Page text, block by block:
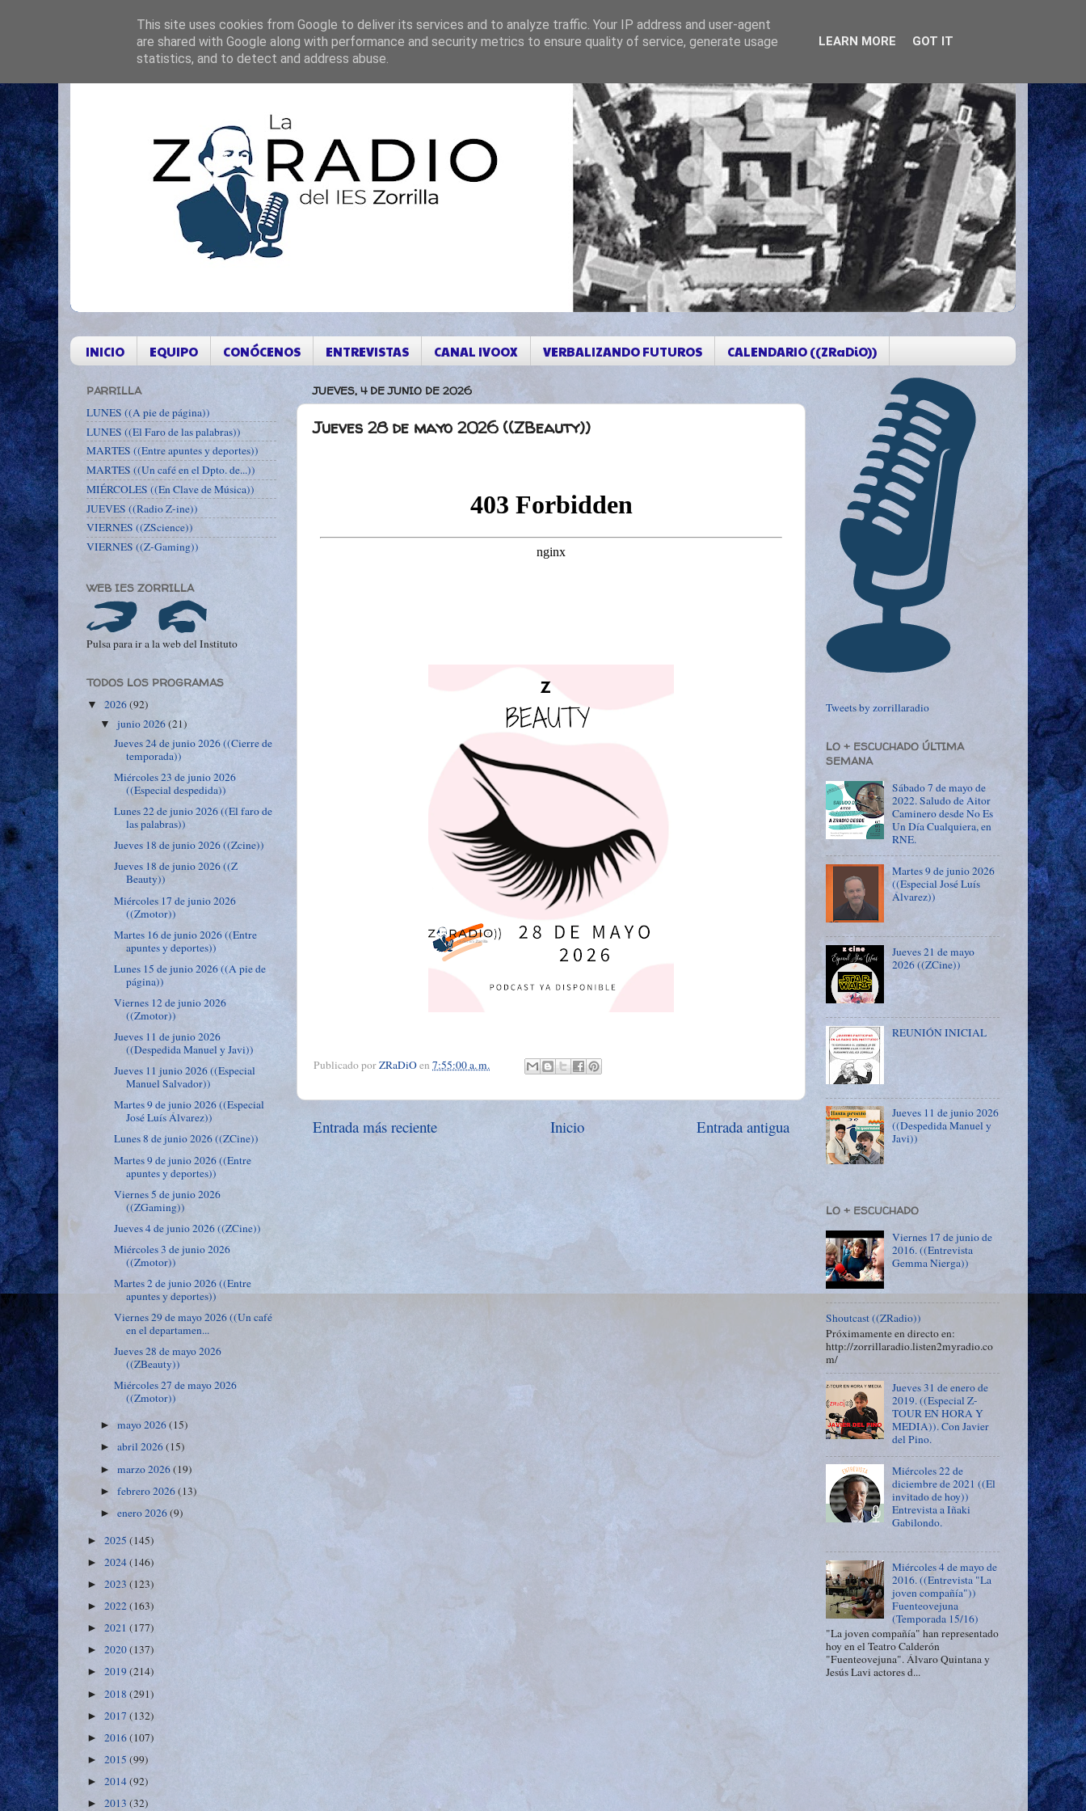
INICIO EQUIPO CONÓCENOS ENTREVISTAS CANAL IVOOX VERBALIZANDO FUTUROS CALENDARIO ((ZRaDiO))
JUEVES, 4 DE JUNIO DE 2026
Jueves 28 de mayo 2026 ((ZBeauty))
Publicado porZRaDiOen 7:55:00 a. m.
Entrada más reciente Entrada antigua
Inicio
PARRILLA
LUNES ((A pie de página))
LUNES ((El Faro de las palabras))
MARTES ((Entre apuntes y deportes))
MARTES ((Un café en el Dpto. de...))
MIÉRCOLES ((En Clave de Música))
JUEVES ((Radio Z-ine))
VIERNES ((ZScience))
VIERNES ((Z-Gaming))
WEB IES ZORRILLA
Pulsa para ir a la web del Instituto
TODOS LOS PROGRAMAS
▼ 2026(92)
▼junio 2026(21)
Jueves 24 de junio 2026 ((Cierre de
temporada))
Miércoles 23 de junio 2026
((Especial despedida))
Lunes 22 de junio 2026 ((El faro de
las palabras))
Jueves 18 de junio 2026 ((Zcine))
Jueves 18 de junio 2026 ((Z
Beauty))
Miércoles 17 de junio 2026
((Zmotor))
Martes 16 de junio 2026 ((Entre
apuntes y deportes))
Lunes 15 de junio 2026 ((A pie de
página))
Viernes 12 de junio 2026
((Zmotor))
Jueves 11 de junio 2026
((Despedida Manuel y Javi))
Jueves 11 junio 2026 ((Especial
Manuel Salvador))
Martes 9 de junio 2026 ((Especial
José Luís Álvarez))
Lunes 8 de junio 2026 ((ZCine))
Martes 9 de junio 2026 ((Entre
apuntes y deportes))
Viernes 5 de junio 2026
((ZGaming))
Jueves 4 de junio 2026 ((ZCine))
Miércoles 3 de junio 2026
((Zmotor))
Martes 2 de junio 2026 ((Entre
apuntes y deportes))
Viernes 29 de mayo 2026 ((Un café
en el departamen...
Jueves 28 de mayo 2026
((ZBeauty))
Miércoles 27 de mayo 2026
((Zmotor))
►mayo 2026(15)
►abril 2026(15)
►marzo 2026(19)
►febrero 2026(13)
►enero 2026(9)
► 2025 (145)
► 2024(146)
► 2023 (123)
► 2022(163)
► 2021 (177)
► 2020(137)
► 2019(214)
► 2018 (291)
► 2017 (132)
► 2016(107)
► 2015 (99)
► 2014(92)
► 2013 (32)
Tweets by zorrillaradio
LO + ESCUCHADO ÚLTIMA
SEMANA
Sábado 7 de mayo de
2022. Saludo de Aitor
Caminero desde No Es
Un Día Cualquiera, en
RNE.
Martes 9 de junio 2026
((Especial José Luís
Álvarez))
Jueves 21 de mayo
2026 ((ZCine))
REUNIÓN INICIAL
Jueves 11 de junio 2026
((Despedida Manuel y
Javi))
LO + ESCUCHADO
Viernes 17 de junio de
2016. ((Entrevista
Gemma Nierga))
Shoutcast ((ZRadio))
Próximamente en directo en:
http://zorrillaradio.listen2myradio.co
m/
Jueves 31 de enero de
2019. ((Especial Z-
TOUR EN HORA Y
MEDIA)). Con Javier
del Pino.
Miércoles 22 de
diciembre de 2021 ((El
invitado de hoy))
Entrevista a Iñaki
Gabilondo.
Miércoles 4 de mayo de
2016. ((Entrevista "La
joven compañía"))
Fuenteovejuna
(Temporada 15/16)
"La joven compañía" han representado
hoy en el Teatro Calderón
"Fuenteovejuna". Álvaro Quintana y
Jesús Lavi actores d...
This site uses cookies from Google to deliver its services and to analyze traffic. Your IP address and user-agent
are shared with Google along with performance and security metrics to ensure quality of service, generate usage
statistics, and to detect and address abuse.
LEARN MORE GOT IT